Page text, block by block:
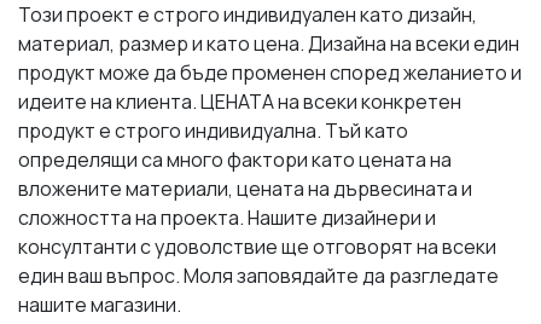
Този проект е строго индивидуален като дизайн,
материал, размер и като цена. Дизайна на всеки един
продукт може да бъде променен според желанието и
идеите на клиента. ЦЕНАТА на всеки конкретен
продукт е строго индивидуална. Тъй като
определящи са много фактори като цената на
вложените материали, цената на дървесината и
сложността на проекта. Нашите дизайнери и
консултанти с удоволствие ще отговорят на всеки
един ваш въпрос. Моля заповядайте да разгледате
нашите магазини.